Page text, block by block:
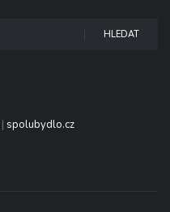
HLEDAT
| spolubydlo.cz